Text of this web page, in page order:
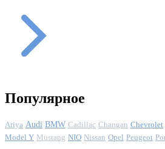
Популярное
Ariya Audi BMW Cadillac Changan Chevrolet
Model Y Mustang NIO Nissan Opel Peugeot